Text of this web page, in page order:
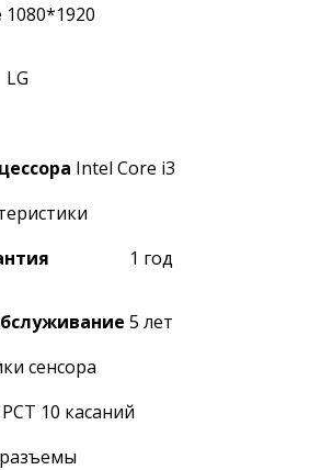
1080*1920
LG
Intel Core i3
1 год
5 лет
сенсора
PCT 10 касаний